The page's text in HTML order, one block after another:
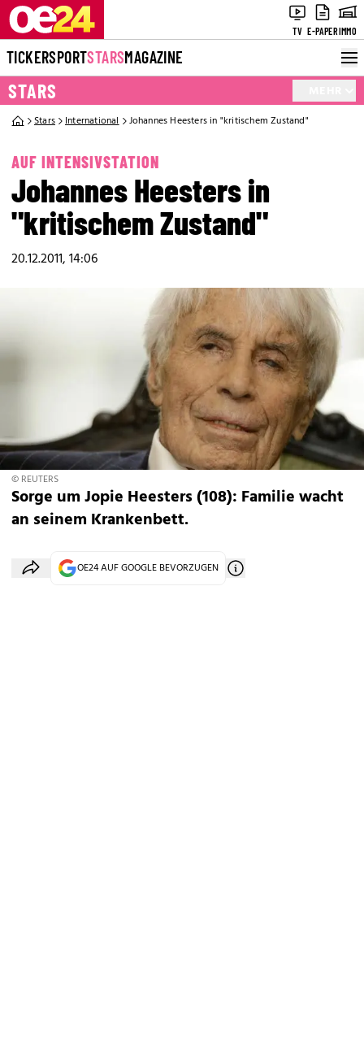
TV E-PAPERIMMO
TICKERSPORTSTARSMAGAZINE
STARS
Stars International Johannes Heesters in "kritischem Zustand"
AUF INTENSIVSTATION
Johannes Heesters in
"kritischem Zustand"
20.12.2011, 14:06
© REUTERS
Sorge um Jopie Heesters (108): Familie wacht
an seinem Krankenbett.
OE24 AUF GOOGLE BEVORZUGEN